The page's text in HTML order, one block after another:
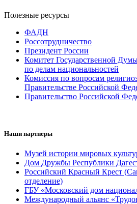
Полезные ресурсы
ФАДН
Россотрудничество
Президент России
Комитет Государственной
по делам национальностей
Комиссия по вопросам
Правительстве Российской
Правительство Российской
Наши партнеры
Музей истории мировых
Дом Дружбы Республики
Российский Красный Крест
отделение)
ГБУ «Московский дом
Международный альянс